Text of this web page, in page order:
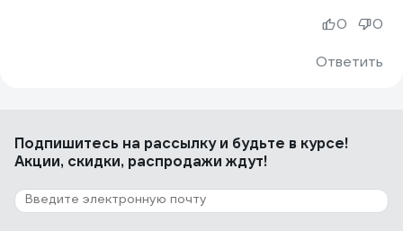
Ответить
0 0
Подпишитесь на рассылкуи будьте в курсе!
Акции, скидки, распродажи ждут!